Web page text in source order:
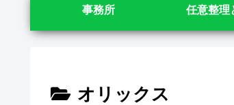
事務所 任意整理
オリックス